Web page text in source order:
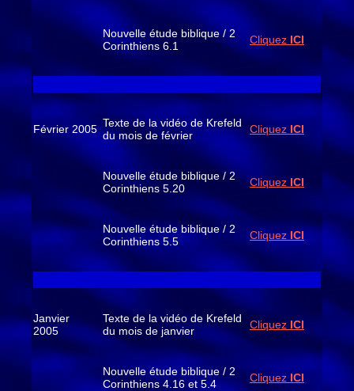
Nouvelle étude biblique / 2
Corinthiens 6.1
Cliquez ICI
Février 2005 Texte de la vidéo de Krefeld
du mois de février
Cliquez ICI
Nouvelle étude biblique / 2
Corinthiens 5.20
Cliquez ICI
Nouvelle étude biblique / 2
Corinthiens 5.5
Cliquez ICI
Janvier
2005
Texte de la vidéo de Krefeld
du mois de janvier
Cliquez ICI
Nouvelle étude biblique / 2
Corinthiens 4.16 et 5.4
Cliquez ICI